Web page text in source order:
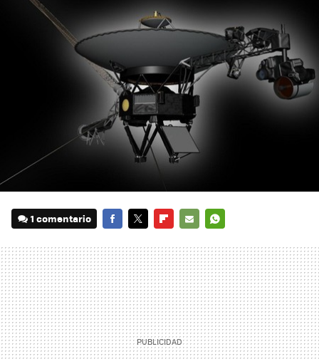
1 comentario
MAIL